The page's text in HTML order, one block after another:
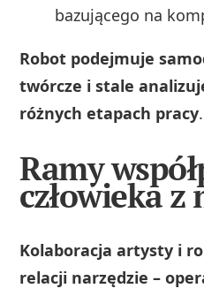
bazującego na
Robot podejmuje
twórcze i stale
różnych etapach pracy.
Ramy
człowieka z
Kolaboracja artysty i
relacji narzędzie –